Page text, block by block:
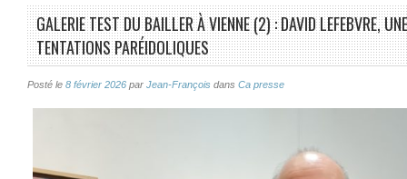
GALERIE TEST DU BAILLER À VIENNE (2) : DAVID LEFEBVRE,
TENTATIONS PARÉIDOLIQUES
Posté le 8 février 2026 par Jean-François dans Ca presse